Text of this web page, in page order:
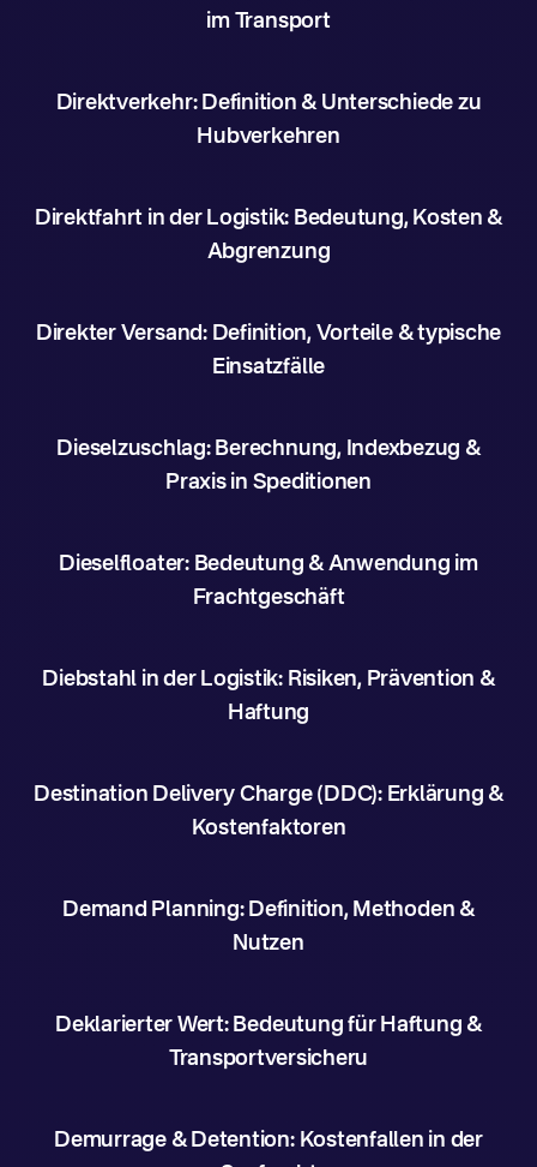
im Transport
Direktverkehr: Definition & Unterschiede zu
Hubverkehren
Direktfahrt in der Logistik: Bedeutung, Kosten &
Abgrenzung
Direkter Versand: Definition, Vorteile & typische
Einsatzfälle
Dieselzuschlag: Berechnung, Indexbezug &
Praxis in Speditionen
Dieselfloater: Bedeutung & Anwendung im
Frachtgeschäft
Diebstahl in der Logistik: Risiken, Prävention &
Haftung
Destination Delivery Charge (DDC): Erklärung &
Kostenfaktoren
Demand Planning: Definition, Methoden &
Nutzen
Deklarierter Wert: Bedeutung für Haftung &
Transportversicheru
Demurrage & Detention: Kostenfallen in der